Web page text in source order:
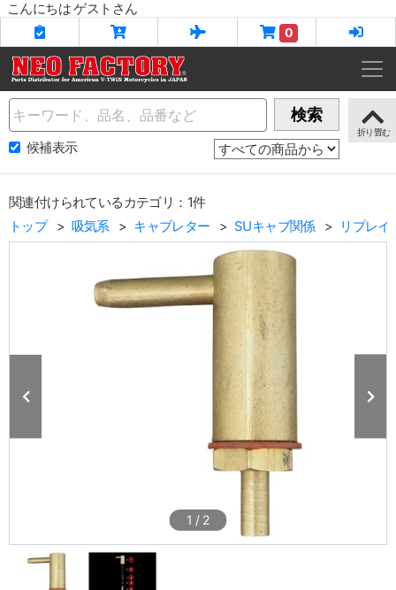
こんにちは ゲストさん
0
Name 検索
候補表示
関連付けられているカテゴリ：1件
トップ
吸気系 キャブレター SUキャブ関係 リプレイ
1 / 2